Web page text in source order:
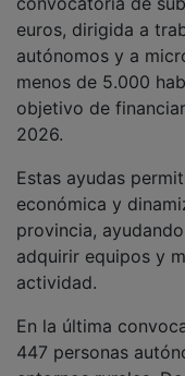
euros, dirigida a
autónomos y a
menos de 5.000
objetivo de
2026.
económica y
provincia,
adquirir equipos y
actividad.
447 personas
entornos rurales.